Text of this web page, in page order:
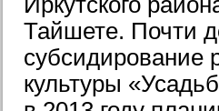
Тайшете. Почти
субсидирование
культуры